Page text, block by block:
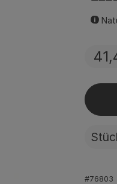
#76803